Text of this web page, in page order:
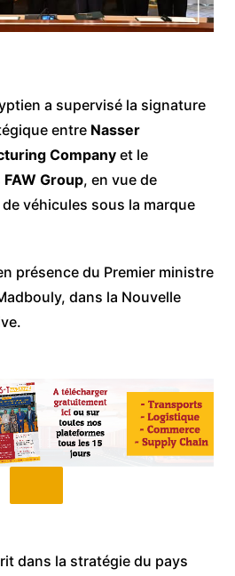
a supervisé la signature
entre Nasser
Companyet le
FAW Group, en vue de
véhicules sous la marque
présence du Premier ministre
dans la Nouvelle
dans la stratégie du pays